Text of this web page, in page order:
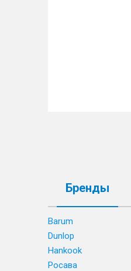
Бренды
Barum
Dunlop
Hankook
Росава